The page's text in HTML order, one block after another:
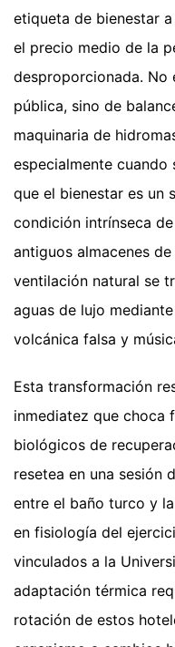
etiqueta de bienestar
el precio medio de la
desproporcionada. No
pública, sino de
maquinaria de
especialmente
que el bienestar es un
condición intrínseca
antiguos almacenes
ventilación natural se
aguas de lujo
volcánica falsa y
Esta transformación
inmediatez que choca
biológicos de
resetea en una sesión
entre el baño turco y
en fisiología del
vinculados a la
adaptación térmica
rotación de estos